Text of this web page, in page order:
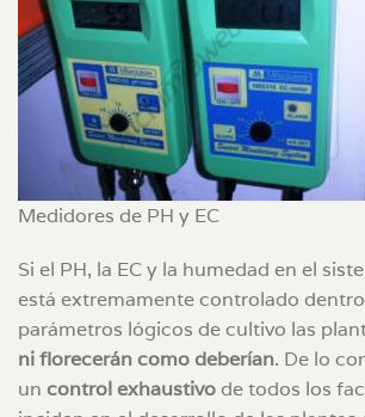
Medidores de PH y EC
Si el PH, la EC y la humedad en el
está extremamente controlado
parámetros lógicos de cultivo las
ni florecerán como deberían. De lo
un control exhaustivode todos los